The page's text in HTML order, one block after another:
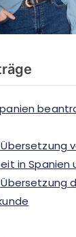
in Spanien